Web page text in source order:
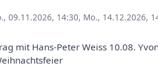
09.11.2026, 14:30, Mo., 14.12.2026,
mit Hans-Peter Weiss 10.08.